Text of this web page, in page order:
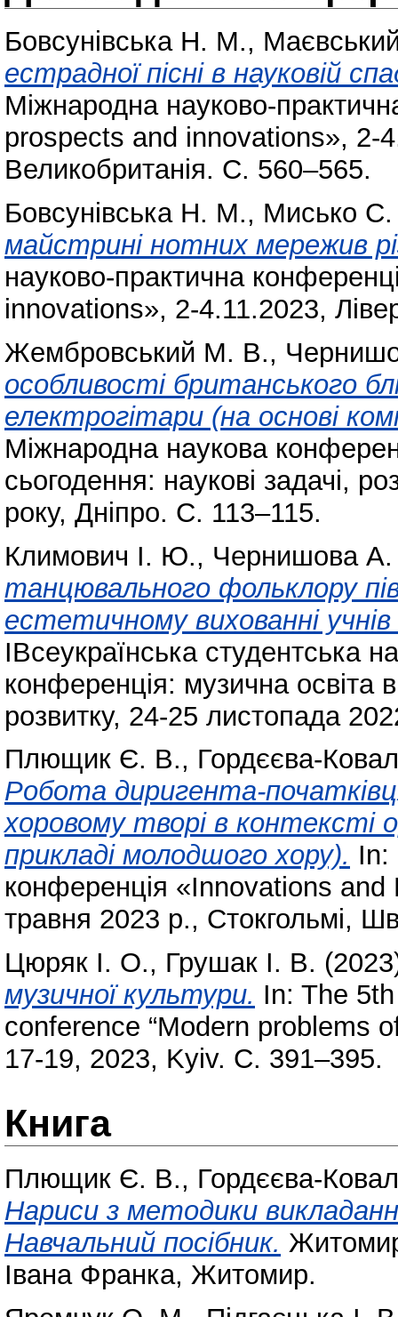
Бовсунівська Н. М.,
естрадної пісні в науковій
Міжнародна науково-
prospects and innovations», 2-
Великобританія. С. 560–565.
Бовсунівська Н. М., Мисько С.
майстрині нотних мережив
науково-практична
innovations», 2-4.11.2023,
Жембровський М. В.,
особливості британського
електрогітари (на основі
Міжнародна наукова
сьогодення: наукові задачі,
року, Дніпро. С. 113–115.
Климович І. Ю., Чернишова
танцювального фольклору
естетичному вихованні
ІВсеукраїнська студентська
конференція: музична освіта
розвитку, 24-25 листопада
Плющик Є. В., Гордєєва-
Робота диригента-
хоровому творі в контексті
прикладі молодшого хору). In:
конференція «Innovations
травня 2023 р., Стокгольмі,
Цюряк І. О., Грушак І. В.
музичної культури. In: The
conference “Modern problems
17-19, 2023, Kyiv. С. 391–395.
Книга
Плющик Є. В., Гордєєва-
Нариси з методики
Навчальний посібник.
Івана Франка, Житомир.